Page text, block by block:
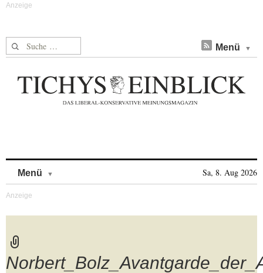
Suche nach: Menü
Menü Sa, 8. Aug 2026